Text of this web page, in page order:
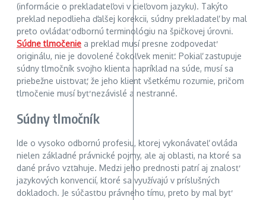
(informácie o prekladateľovi v cieľovom jazyku). Takýto
preklad nepodlieha ďalšej korekcii, súdny prekladateľ by mal
preto ovládať odbornú terminológiu na špičkovej úrovni.
Súdne tlmočenie a preklad musí presne zodpovedať
originálu, nie je dovolené čokoľvek meniť. Pokiaľ zastupuje
súdny tlmočník svojho klienta napríklad na súde, musí sa
priebežne uisťovať, že jeho klient všetkému rozumie, pričom
tlmočenie musí byť nezávislé a nestranné.
Súdny tlmočník
Ide o vysoko odbornú profesiu, ktorej vykonávateľ ovláda
nielen základné právnické pojmy, ale aj oblasti, na ktoré sa
dané právo vzťahuje. Medzi jeho prednosti patrí aj znalosť
jazykových konvencií, ktoré sa využívajú v príslušných
dokladoch. Je súčasťou právneho tímu, preto by mal byť